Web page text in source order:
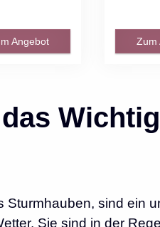
Angebot Zum
Sturmhauben, sind ein
Sie sind in der